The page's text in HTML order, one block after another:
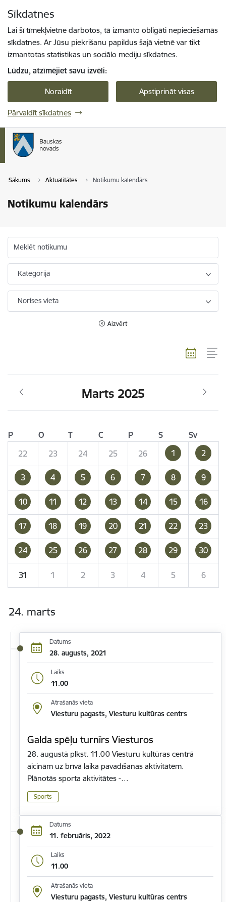
Sīkdatnes
Lai šī tīmekļvietne darbotos, tā izmanto obligāti nepieciešamās
sīkdatnes. Ar Jūsu piekrišanu papildus šajā vietnē var tikt
izmantotas statistikas un sociālo mediju sīkdatnes.
Lūdzu, atzīmējiet savu izvēli:
Noraidīt Apstiprināt visas
Pārvaldīt sīkdatnes
Sākums Aktualitātes Notikumu kalendārs
Notikumu kalendārs
Meklēt notikumu
Kategorija
Norises vieta
Aizvērt
Marts 2025
P O T C P S
Sv
22
23 24 25 26 1 2
3 4 5 6 7 8 9
10 11 12 13 14 15 16
17 18 19 20 21 22 23
24 25 26 27 28 29 30
31 1 2 3 4 5 6
24. marts
Datums
28. augusts, 2021
Laiks
11.00
Atrašanās vieta
Viesturu pagasts, Viesturu kultūras centrs
Galda spēļu turnīrs Viesturos
28. augustā plkst. 11.00 Viesturu kultūras centrā
aicinām uz brīvā laika pavadīšanas aktivitātēm.
Plānotās sporta aktivitātes -…
Sports
Datums
11. februāris, 2022
Laiks
11.00
Atrašanās vieta
Viesturu pagasts, Viesturu kultūras centrs